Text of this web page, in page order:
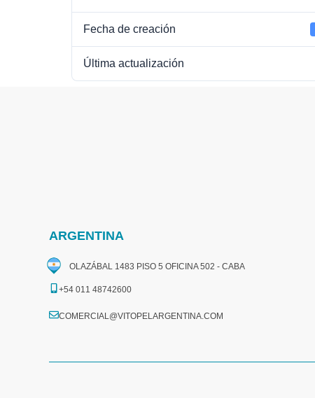
Fecha de creación
Última actualización
ARGENTINA
OLAZÁBAL 1483 PISO 5 OFICINA 502 - CABA
+54 011 48742600​
COMERCIAL@VITOPELARGENTINA.COM​